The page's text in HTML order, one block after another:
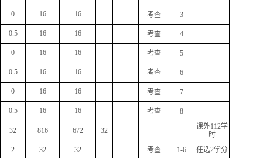
0 16 16 考查 3
0.5 16 16 考查 4
0 16 16 考查 5
0.5 16 16 考查 6
0 16 16 考查 7
0.5 16 16 考查 8
32 816 672 32 课外112学
时
2 32 32 考查 1-6 任选2学分